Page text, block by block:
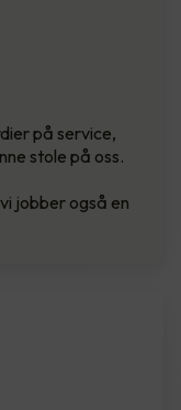
på service,
stole på oss.
jobber også en